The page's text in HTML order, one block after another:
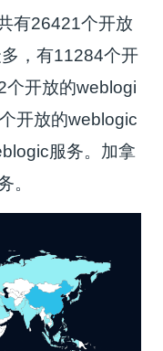
有26421个开放
，有11284个开
个开放的weblogi
开放的weblogic
服务。加拿
。